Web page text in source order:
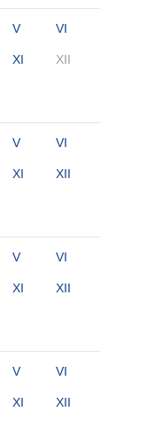
V VI
XI XII
V VI
XI XII
V VI
XI XII
V VI
XI XII